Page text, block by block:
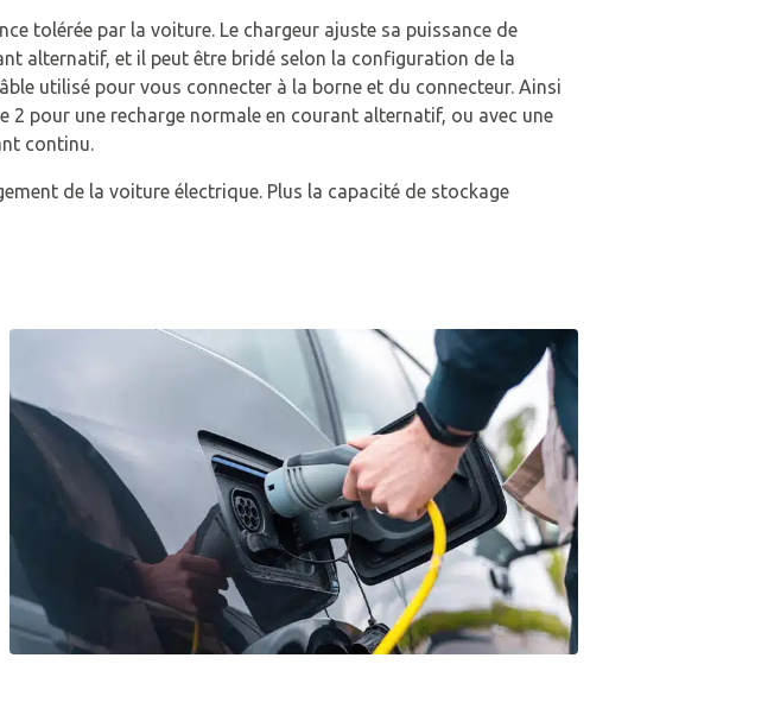
tolérée par la voiture. Le chargeur ajuste sa puissance de
alternatif, et il peut être bridé selon la configuration de la
utilisé pour vous connecter à la borne et du connecteur. Ainsi
pour une recharge normale en courant alternatif, ou avec une
continu.
de la voiture électrique. Plus la capacité de stockage